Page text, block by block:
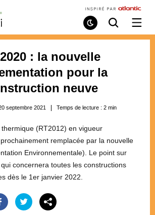
Bien
Chez
Moi
Mode
de
Recherche
/
: la nouvelle
pour la
neuve
septembre 2021 Temps de lecture : 2 min
(RT2012) en vigueur
remplacée par la nouvelle
Environnementale). Le point sur
concernera toutes les constructions
dès le 1er janvier 2022.